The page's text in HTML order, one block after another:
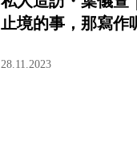
止境的事，那寫作
28.11.2023